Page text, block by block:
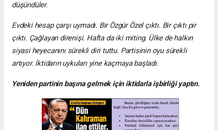
düşündüler.
Evdeki hesap çarşı uymadı. Bir Özgür Özel çıktı. Bir çıktı pir
çıktı. Çağlayan direnişi. Hafta da iki miting. Ülke de halkın
siyasi heyecanını sürekli diri tuttu. Partisinin oyu sürekli
artıyor. İktidarın uykuları yine kaçmaya başladı.
Yeniden partinin başına gelmek için iktidarla işbirliği yaptın.